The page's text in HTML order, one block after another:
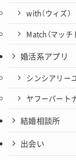
with（ウィズ）
Match（マッチ
婚活系アプリ
シンシアリー
ヤフーパート
結婚相談所
出会い